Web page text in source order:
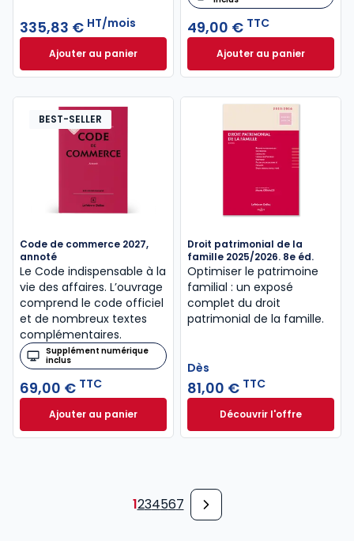
335,83 € HT/mois
Ajouter au panierInneo Notaire à 335,83 €HT/mois
49,00 € TTC
Ajouter au panier
Code civil 2027,
BEST-SELLER
Code de commerce 2027,
annoté
Le Code indispensable à la
vie des affaires. L’ouvrage
comprend le code officiel
et de nombreux textes
complémentaires.
Supplément numérique
inclus
69,00 € TTC
Ajouter au panierCode de commerce 2027, annoté à 69,00 € TTC
Droit patrimonial de la
famille 2025/2026. 8e éd.
Optimiser le patrimoine
familial : un exposé
complet du droit
patrimonial de la famille.
Dès
81,00 € TTC
Découvrir l'offreDroit patrimonial
Dès
1234567